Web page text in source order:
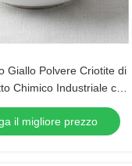
Giallo Polvere Criotite di
Chimico Industriale con
20994
il migliore prezzo